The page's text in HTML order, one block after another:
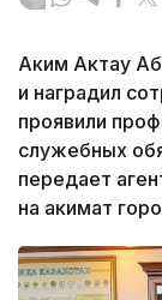
Аким Актау
и наградил
проявили
служебных
передает
на акимат